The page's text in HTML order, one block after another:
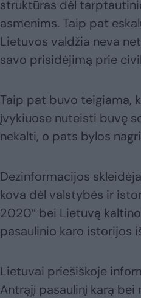
struktūras dėl
asmenims. Taip pat
Lietuvos valdžia neva
savo prisidėjimą prie
Taip pat buvo teigiama,
įvykiuose nuteisti buvę
nekalti, o pats bylos
Dezinformacijos
kova dėl valstybės ir
2020” bei Lietuvą
pasaulinio karo istorijos
Lietuvai priešiškoje
Antrąjį pasaulinį karą